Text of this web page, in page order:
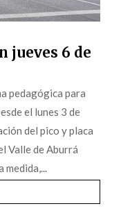
jueves 6 de
pedagógica para
el lunes 3 de
del pico y placa
Valle de Aburrá